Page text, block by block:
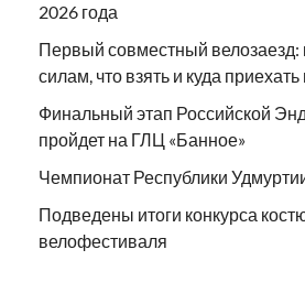
2026 года
Первый совместный велозаезд:
силам, что взять и куда
Финальный этап Российской
пройдет на ГЛЦ «Банное»
Чемпионат Республики
Подведены итоги конкурса
велофестиваля